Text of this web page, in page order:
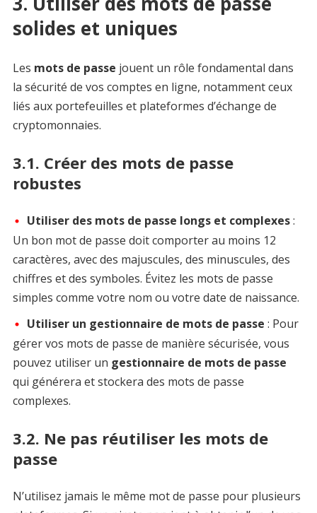
solides et uniques
Les mots de passe jouent un rôle fondamental dans
la sécurité de vos comptes en ligne, notamment ceux
liés aux portefeuilles et plateformes d’échange de
cryptomonnaies.
3.1. Créer des mots de passe
robustes
Utiliser des mots de passe longs et complexes:
Un bon mot de passe doit comporter au moins 12
caractères, avec des majuscules, des minuscules, des
chiffres et des symboles. Évitez les mots de passe
simples comme votre nom ou votre date de naissance.
Utiliser un gestionnaire de mots de passe : Pour
gérer vos mots de passe de manière sécurisée, vous
pouvez utiliser un gestionnaire de mots de passe
qui générera et stockera des mots de passe
complexes.
3.2. Ne pas réutiliser les mots de
passe
N’utilisez jamais le même mot de passe pour plusieurs